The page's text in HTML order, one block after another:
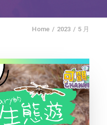
Home 2023 5 月